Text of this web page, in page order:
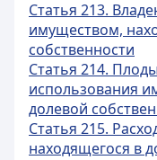
Статья 213.
имуществом,
собственности
Статья 214.
использования
долевой
Статья 215.
находящегося в